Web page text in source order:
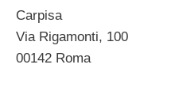
Carpisa
Via Rigamonti, 100
00142 Roma